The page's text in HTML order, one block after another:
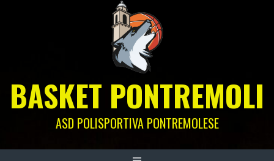
BASKET PONTREMOLI
ASD POLISPORTIVA PONTREMOLESE